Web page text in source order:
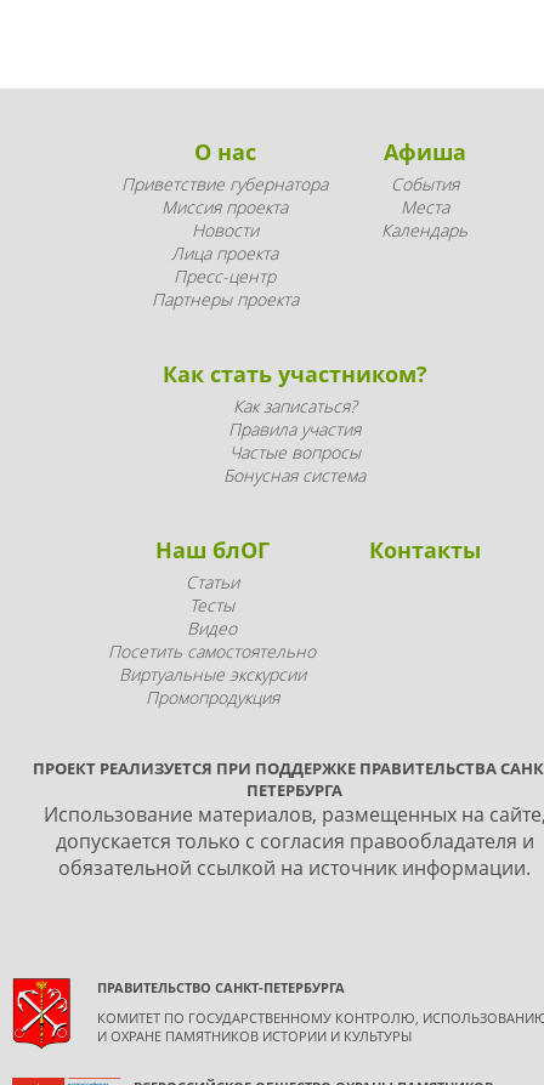
О нас
Приветствие губернатора
Миссия проекта
Новости
Лица проекта
Пресс-центр
Партнеры проекта
Афиша
События
Места
Календарь
Как стать участником?
Как записаться?
Правила участия
Частые вопросы
Бонусная система
Наш блОГ
Статьи
Тесты
Видео
Посетить самостоятельно
Виртуальные экскурсии
Промопродукция
Контакты
ПРОЕКТ РЕАЛИЗУЕТСЯ ПРИ ПОДДЕРЖКЕ ПРАВИТЕЛЬСТВА
ПЕТЕРБУРГА
Использование материалов, размещенных на
допускается только с согласия правообладателя и
обязательной ссылкой на источник информации.
ПРАВИТЕЛЬСТВО САНКТ-ПЕТЕРБУРГА
КОМИТЕТ ПО ГОСУДАРСТВЕННОМУ КОНТРОЛЮ,
И ОХРАНЕ ПАМЯТНИКОВ ИСТОРИИ И КУЛЬТУРЫ